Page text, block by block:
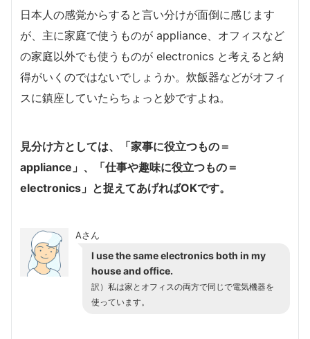
日本人の感覚からすると言い分けが面倒に感じます
が、主に家庭で使うものが appliance、オフィスなど
の家庭以外でも使うものが electronics と考えると納
得がいくのではないでしょうか。炊飯器などがオフィ
スに鎮座していたらちょっと妙ですよね。
見分け方としては、「家事に役立つもの＝
appliance」、「仕事や趣味に役立つもの＝
electronics」と捉えてあげればOKです。
Aさん
I use the same electronics both in my
house and office.
訳）私は家とオフィスの両方で同じで電気機器を
使っています。